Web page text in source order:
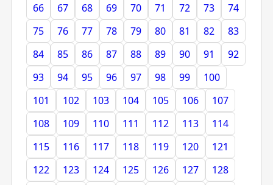
66
67 68 69 70 71 72 73
74
75
76 77 78 79 80 81 82
83
84
85 86 87 88 89 90 91
92
93
94 95 96 97 98 99
100
101
102 103 104 105 106
107
108
109 110 111 112 113
114
115
116 117 118 119 120
121
122
123 124 125 126 127
128